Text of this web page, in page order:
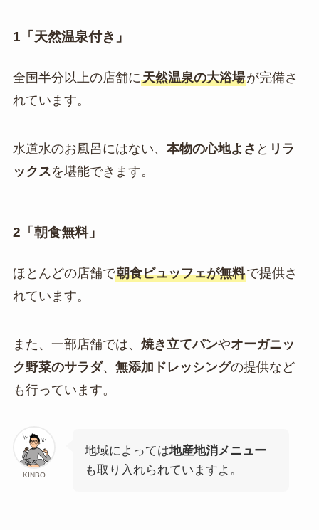
1「天然温泉付き」
全国半分以上の店舗に天然温泉の大浴場が完備さ
れています。
水道水のお風呂にはない、 本物の心地よさ と リラ
ックスを堪能できます。
2「朝食無料」
ほとんどの店舗で朝食ビュッフェが無料で提供さ
れています。
また、一部店舗では、 焼き立てパンやオーガニッ
ク野菜のサラダ、 無添加ドレッシングの提供など
も行っています。
KINBO
地域によっては地産地消メニュー
も取り入れられていますよ。